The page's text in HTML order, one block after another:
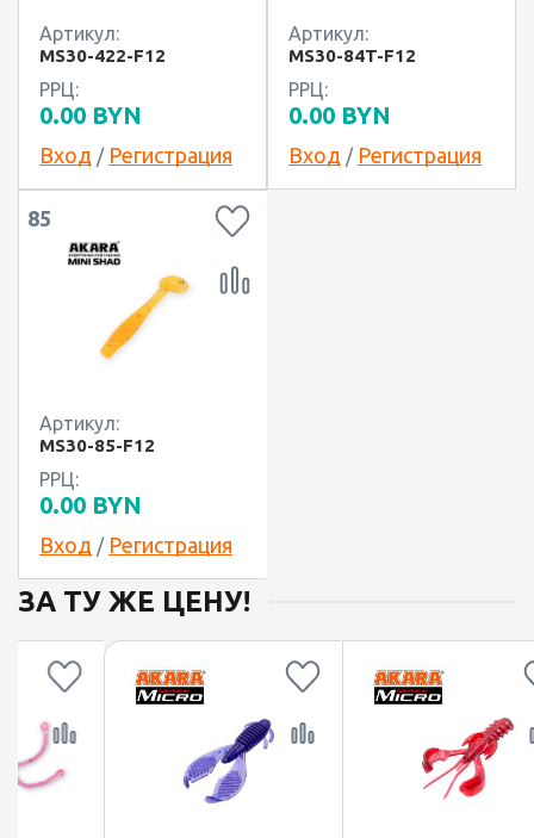
Артикул:
MS30-422-F12
РРЦ:
0.00 BYN
Вход / Регистрация
Артикул:
MS30-84T-F12
РРЦ:
0.00 BYN
Вход / Регистрация
85
Артикул:
MS30-85-F12
РРЦ:
0.00 BYN
Вход / Регистрация
ЗА ТУ ЖЕ ЦЕНУ!